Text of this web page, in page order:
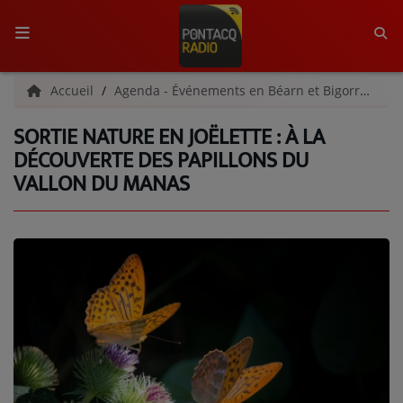
ACCUEIL
RADIO
QUI SOMMES-NOUS ?
L'ÉQUIPE
GRILLE DES PROGRAMMES
C'ÉTAIT QUOI CE TITRE ?
MÉDIAS
PODCASTS - SAISON 2026/2027
Accueil Agenda - Événements en Béarn et Bigorre
SORTIE NATURE EN JOËLETTE : À LA
DÉCOUVERTE DES PAPILLONS DU
VALLON DU MANAS